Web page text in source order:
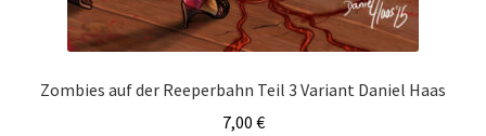
Zombies auf der Reeperbahn Teil 3 Variant Daniel Haas
7,00 €